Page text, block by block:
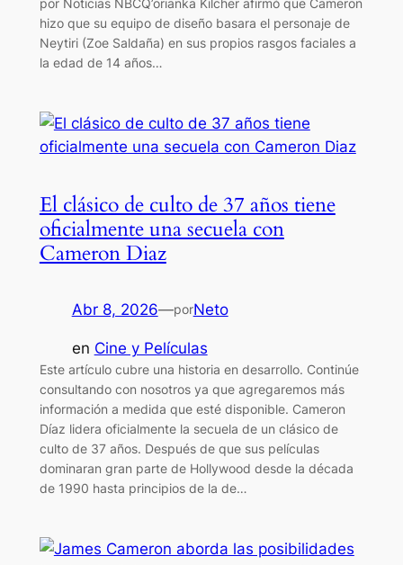
hizo que su equipo de diseño basara el personaje de
Neytiri (Zoe Saldaña) en sus propios rasgos faciales a
la edad de 14 años…
El clásico de culto de 37 años tiene
oficialmente una secuela con
Cameron Diaz
Abr 8, 2026—porNeto
en Cine y Películas
Este artículo cubre una historia en desarrollo. Continúe
consultando con nosotros ya que agregaremos más
información a medida que esté disponible. Cameron
Díaz lidera oficialmente la secuela de un clásico de
culto de 37 años. Después de que sus películas
dominaran gran parte de Hollywood desde la década
de 1990 hasta principios de la de…